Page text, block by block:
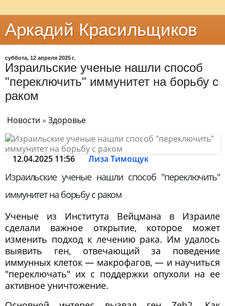
Аркадий Красильщиков
суббота, 12 апреля 2025 г.
Израильские ученые нашли способ
"переключить" иммунитет на борьбу с
раком
Новости » Здоровье
12.04.2025 11:56 Лиза Тимощук
Израильские ученые нашли способ "переключить"
иммунитет на борьбу с раком
Ученые из Института Вейцмана в Израиле
сделали важное открытие, которое может
изменить подход к лечению рака. Им удалось
выявить ген, отвечающий за поведение
иммунных клеток — макрофагов, — и научиться
"переключать" их с поддержки опухоли на ее
активное уничтожение.